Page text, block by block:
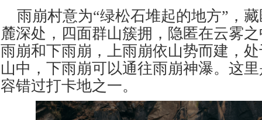
雨崩村意为“绿松石堆起的地方”，
麓深处，四面群山簇拥，隐匿在云雾
雨崩和下雨崩，上雨崩依山势而建，
山中，下雨崩可以通往雨崩神瀑。这
容错过打卡地之一。